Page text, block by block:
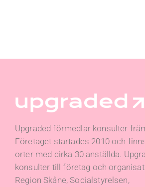
Upgraded förmedlar konsulter
Företaget startades 2010 och
orter med cirka 30 anställda.
konsulter till företag och
Region Skåne, Socialstyrelsen,